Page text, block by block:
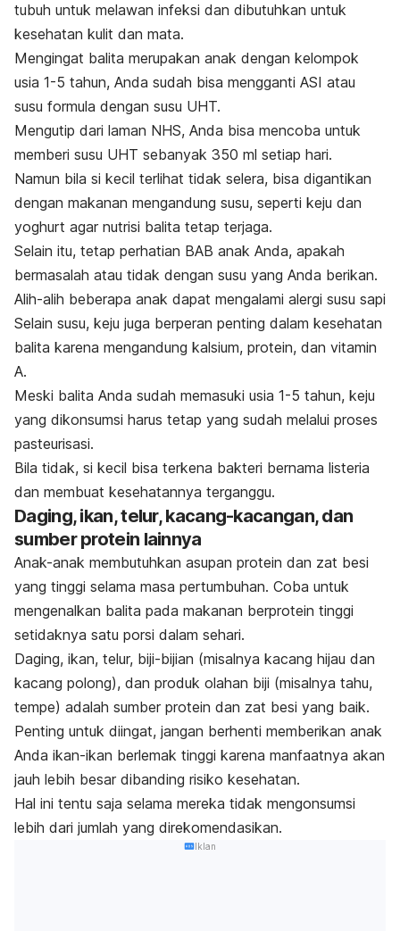
tubuh untuk melawan infeksi dan dibutuhkan untuk
kesehatan kulit dan mata.
Mengingat balita merupakan anak dengan kelompok
usia 1-5 tahun, Anda sudah bisa mengganti ASI atau
susu formula dengan susu UHT.
Mengutip dari laman NHS, Anda bisa mencoba untuk
memberi susu UHT sebanyak 350 ml setiap hari.
Namun bila si kecil terlihat tidak selera, bisa digantikan
dengan makanan mengandung susu, seperti keju dan
yoghurt agar nutrisi balita tetap terjaga.
Selain itu, tetap perhatian BAB anak Anda, apakah
bermasalah atau tidak dengan susu yang Anda berikan.
Alih-alih beberapa anak dapat mengalami alergi susu sapi
Selain susu, keju juga berperan penting dalam kesehatan
balita karena mengandung kalsium, protein, dan vitamin
A.
Meski balita Anda sudah memasuki usia 1-5 tahun, keju
yang dikonsumsi harus tetap yang sudah melalui proses
pasteurisasi.
Bila tidak, si kecil bisa terkena bakteri bernama listeria
dan membuat kesehatannya terganggu.
Daging, ikan, telur, kacang-kacangan, dan
sumber protein lainnya
Anak-anak membutuhkan asupan protein dan zat besi
yang tinggi selama masa pertumbuhan. Coba untuk
mengenalkan balita pada makanan berprotein tinggi
setidaknya satu porsi dalam sehari.
Daging, ikan, telur, biji-bijian (misalnya kacang hijau dan
kacang polong), dan produk olahan biji (misalnya tahu,
tempe) adalah sumber protein dan zat besi yang baik.
Penting untuk diingat, jangan berhenti memberikan anak
Anda ikan-ikan berlemak tinggi karena manfaatnya akan
jauh lebih besar dibanding risiko kesehatan.
Hal ini tentu saja selama mereka tidak mengonsumsi
lebih dari jumlah yang direkomendasikan.
Iklan